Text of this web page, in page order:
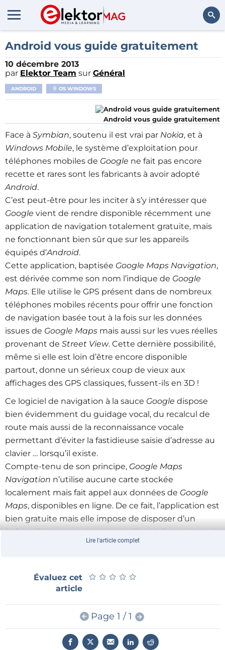
Rechercher
Android vous guide gratuitement
10 décembre 2013
par Elektor Team sur Général
ANDROID OS WINDOWS
Android vous guide gratuitement
Face à Symbian, soutenu il est vrai par Nokia, et à
Windows Mobile, le système d’exploitation pour
téléphones mobiles de Google ne fait pas encore
recette et rares sont les fabricants à avoir adopté
Android.
C’est peut-être pour les inciter à s’y intéresser que
Google vient de rendre disponible récemment une
application de navigation totalement gratuite, mais
ne fonctionnant bien sûr que sur les appareils
équipés d’Android.
Cette application, baptisée Google Maps Navigation,
est dérivée comme son nom l’indique de Google
Maps. Elle utilise le GPS présent dans de nombreux
téléphones mobiles récents pour offrir une fonction
de navigation basée tout à la fois sur les données
issues de Google Maps mais aussi sur les vues réelles
provenant de Street View. Cette dernière possibilité,
même si elle est loin d’être encore disponible
partout, donne un sérieux coup de vieux aux
affichages des GPS classiques, fussent-ils en 3D !
Ce logiciel de navigation à la sauce Google dispose
bien évidemment du guidage vocal, du recalcul de
route mais aussi de la reconnaissance vocale
permettant d’éviter la fastidieuse saisie d’adresse au
clavier … lorsqu’il existe.
Compte-tenu de son principe, Google Maps
Navigation n’utilise aucune carte stockée
localement mais fait appel aux données de Google
Maps, disponibles en ligne. De ce fait, l’application est
bien gratuite mais elle impose de disposer d’un
forfait offrant un accès Internet illimité, faute de quoi
il risque de coûter fort cher aux grands voyageurs.
est probable que cette application ne tardera pas à
sauter l’Atlantique compte tenu de l’hégémonie
Lire l'article complet
Évaluez cet
article
★ ★ ★ ★ ★
★ ★ ★ ★ ★
Page 1 / 1